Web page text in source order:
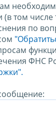
(в том
по
ФНС